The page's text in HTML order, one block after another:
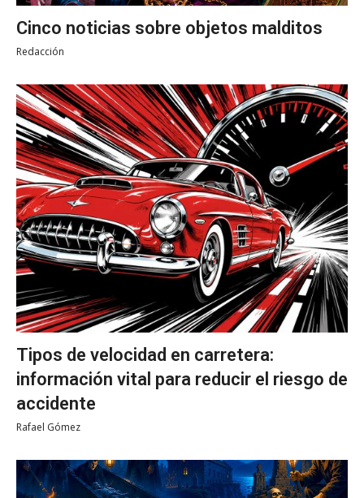
Cinco noticias sobre objetos malditos
Redacción
Tipos de velocidad en carretera:
información vital para reducir el riesgo de
accidente
Rafael Gómez